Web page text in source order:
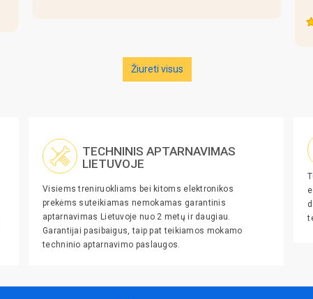
Žiureti visus
TECHNINIS APTARNAVIMAS
LIETUVOJE
Visiems treniruokliams bei kitoms elektronikos
prekėms suteikiamas nemokamas garantinis
aptarnavimas Lietuvoje nuo 2 metų ir daugiau.
Garantijai pasibaigus, taip pat teikiamos mokamo
techninio aptarnavimo paslaugos.